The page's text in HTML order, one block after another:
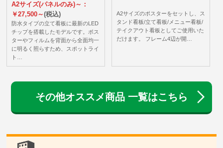
A2サイズ(パネルのみ)～：
￥27,500～(税込)
防水タイプの立て看板に最新のLED
チップを搭載したモデルです。ポス
ターやフィルムを背面から全面均一
に明るく照らすため、スポットライ
ト…
A2サイズのポスターをセットし、ス
タンド看板/立て看板/メニュー看板/
テイクアウト看板としてご使用いた
だけます。 フレーム4辺が開…
その他オススメ商品 一覧はこちら